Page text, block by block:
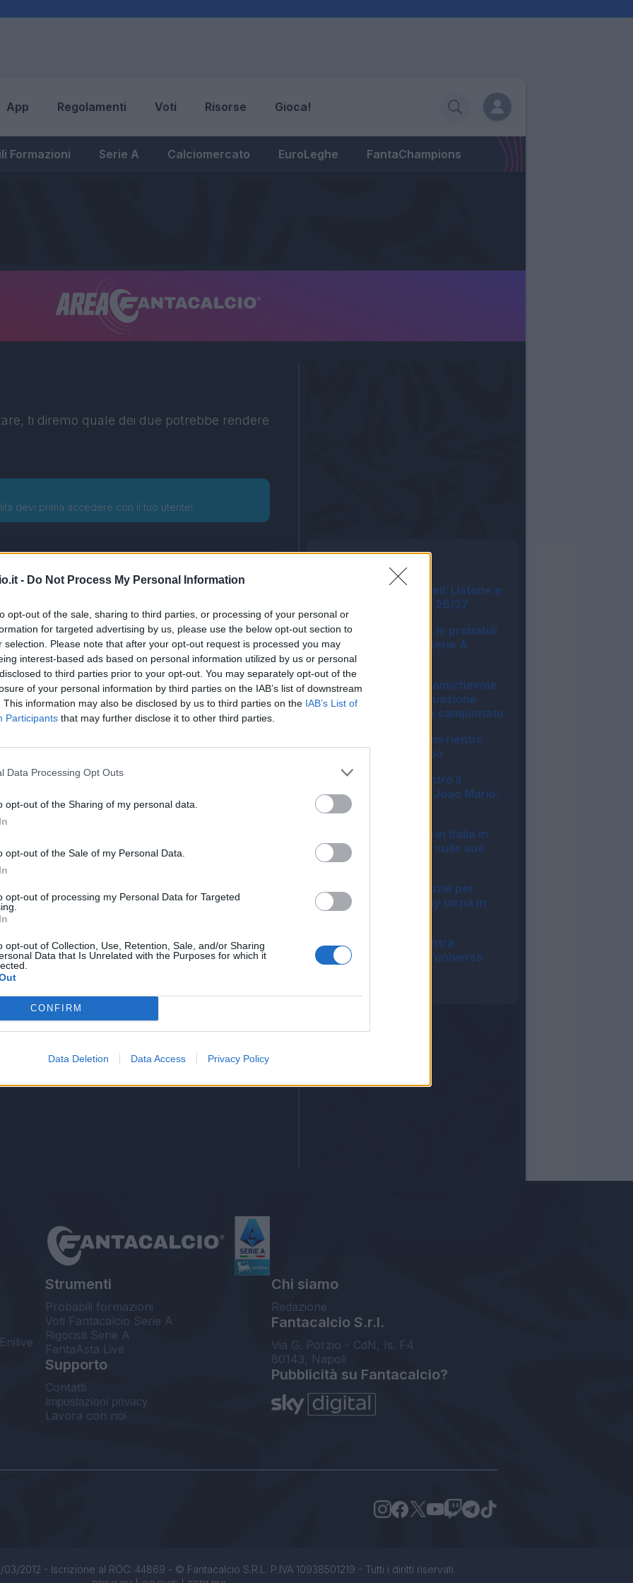
- Do Not Process My Personal Information
opt-out of the sale, sharing to third parties, or processing of your personal or
for targeted advertising by us, please use the below opt-out section to
selection. Please note that after your opt-out request is processed you may
interest-based ads based on personal information utilized by us or personal
to third parties prior to your opt-out. You may separately opt-out of the
of your personal information by third parties on the IAB’s list of downstream
This information may also be disclosed by us to third parties on the IAB’s List of
Participants that may further disclose it to other third parties.
Data Processing Opt Outs
opt-out of the Sharing of my personal data.
opt-out of the Sale of my Personal Data.
opt-out of processing my Personal Data for Targeted
opt-out of Collection, Use, Retention, Sale, and/or Sharing
Data that Is Unrelated with the Purposes for which it
CONFIRM
Data Deletion Data Access Privacy Policy
App Regolamenti Voti Risorse Gioca!
Formazioni Serie A Calciomercato EuroLeghe FantaChampions
ti diremo quale dei due potrebbe rendere
devi prima accedere con il tuo utente!
due calciatori
Partite a voto
Media Voto
-
Gol
-
Fantacalcio® Unveil: Listone e
novità App Leghe 26/27
07:05
Asta Fantacalcio, le probabili
formazioni della Serie A
Enilive 2026/27
06:16
Milan, Gila salta l'amichevole
col Chelsea: la situazione
verso il debutto in campionato
Inter, ecco gli ultimi rientri:
Akanji già in campo
06:57
Fiorentina, 1-1 contro il
Deportivo: ottimo Joao Mario:
il tabellino
Milan, Gila rientra in Italia in
anticipo: le ultime sulle sue
condizioni
Napoli, buone notizie per
Allegri: McTominay torna in
La Lega Serie B entra
ufficialmente nell’universo
Strumenti
Probabili formazioni
Voti Fantacalcio Serie A
Rigoristi Serie A
FantaAsta Live
Supporto
Contatti
Impostazioni privacy
Lavora con noi
Chi siamo
Redazione
Fantacalcio S.r.l.
Via G. Porzio - CdN, Is. F4
80143, Napoli
Pubblicità su Fantacalcio?
2012 - Iscrizione al ROC: 44869 - © Fantacalcio S.R.L. P.IVA 10938501219 - Tutti i diritti riservati.